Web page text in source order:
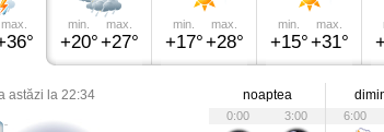
max. min.
+20°
max.
+27°
min.
+17°
max.
+28°
min.
+15°
max.
+31°
astăzi la 22:34 noaptea
0:00 3:00 6:00